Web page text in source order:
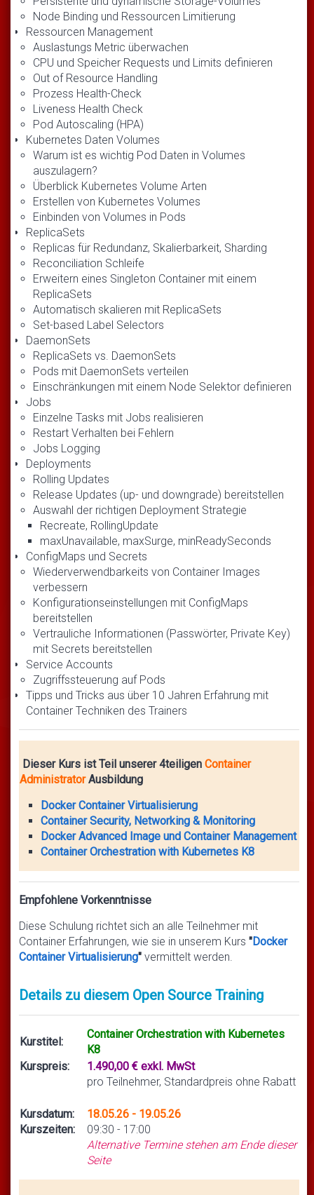
Node Binding und Ressourcen Limitierung
Ressourcen Management
Auslastungs Metric überwachen
CPU und Speicher Requests und Limits definieren
Out of Resource Handling
Prozess Health-Check
Liveness Health Check
Pod Autoscaling (HPA)
Kubernetes Daten Volumes
Warum ist es wichtig Pod Daten in Volumes
auszulagern?
Überblick Kubernetes Volume Arten
Erstellen von Kubernetes Volumes
Einbinden von Volumes in Pods
ReplicaSets
Replicas für Redundanz, Skalierbarkeit, Sharding
Reconciliation Schleife
Erweitern eines Singleton Container mit einem
ReplicaSets
Automatisch skalieren mit ReplicaSets
Set-based Label Selectors
DaemonSets
ReplicaSets vs. DaemonSets
Pods mit DaemonSets verteilen
Einschränkungen mit einem Node Selektor definieren
Jobs
Einzelne Tasks mit Jobs realisieren
Restart Verhalten bei Fehlern
Jobs Logging
Deployments
Rolling Updates
Release Updates (up- und downgrade) bereitstellen
Auswahl der richtigen Deployment Strategie
Recreate, RollingUpdate
maxUnavailable, maxSurge, minReadySeconds
ConfigMaps und Secrets
Wiederverwendbarkeits von Container Images
verbessern
Konfigurationseinstellungen mit ConfigMaps
bereitstellen
Vertrauliche Informationen (Passwörter, Private Key)
mit Secrets bereitstellen
Service Accounts
Zugriffssteuerung auf Pods
Tipps und Tricks aus über 10 Jahren Erfahrung mit
Container Techniken des Trainers
Dieser Kurs ist Teil unserer 4teiligen Container
AdministratorAusbildung
Docker Container Virtualisierung
Container Security, Networking & Monitoring
Docker Advanced Image und Container Management
Container Orchestration with Kubernetes K8
Empfohlene Vorkenntnisse
Diese Schulung richtet sich an alle Teilnehmer mit
Container Erfahrungen, wie sie in unserem Kurs "Docker
Container Virtualisierung" vermittelt werden.
Details zu diesem Open Source Training
Kurstitel:
Container Orchestration with Kubernetes
K8
Kurspreis:
1.490,00 € exkl. MwSt
pro Teilnehmer, Standardpreis ohne Rabatt
Kursdatum:
Kurszeiten:
18.05.26 - 19.05.26
09:30 - 17:00
Alternative Termine stehen am Ende dieser
Seite